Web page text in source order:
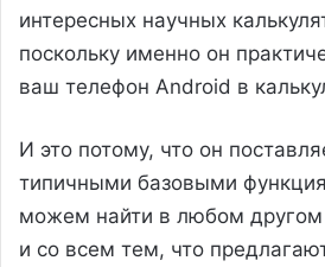
интересных научных
поскольку именно он
ваш телефон Android в
И это потому, что он
типичными базовыми
можем найти в любом другом
и со всем тем, что